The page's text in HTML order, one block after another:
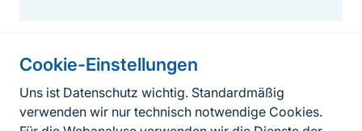
Cookie-Einstellungen
Uns ist Datenschutz wichtig. Standardmäßig
verwenden wir nur technisch notwendige Cookies.
Informationen zur Seite
FußzeileKontakt zum BfN